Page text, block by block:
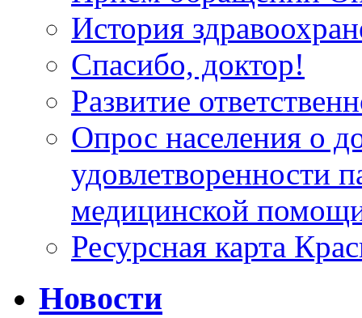
История
Спасибо, доктор!
Развитие
Опрос населения о
удовлетворенности
медицинской
Ресурсная карта
Новости